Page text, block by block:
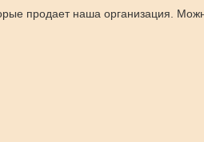
продает наша организация.